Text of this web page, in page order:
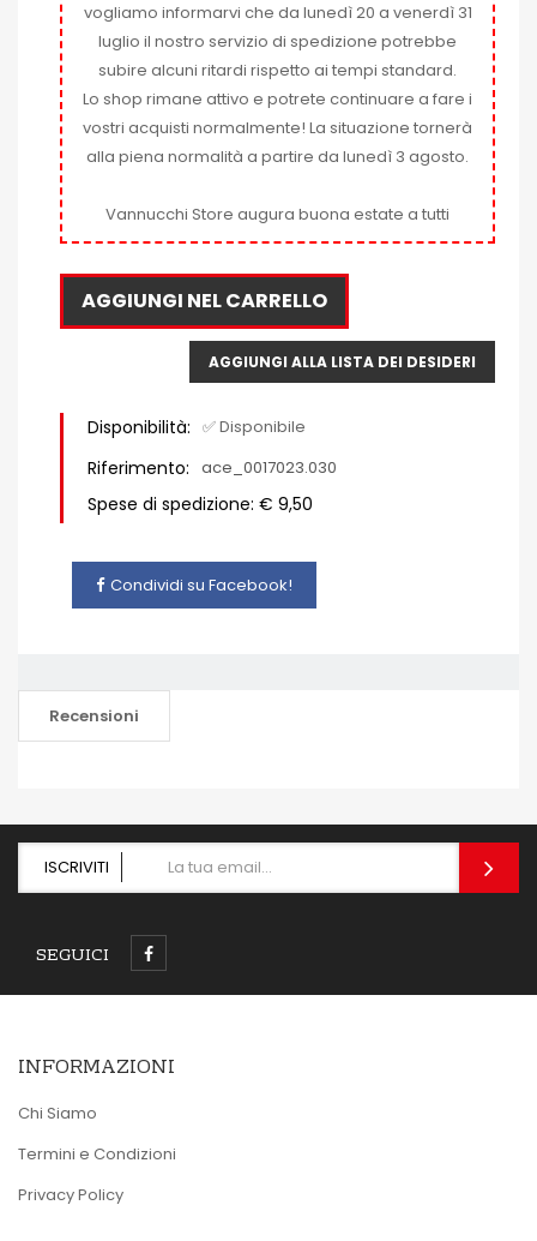
vogliamo informarvi che da lunedì 20 a venerdì 31
luglio il nostro servizio di spedizione potrebbe
subire alcuni ritardi rispetto ai tempi standard.
Lo shop rimane attivo e potrete continuare a fare i
vostri acquisti normalmente! La situazione tornerà
alla piena normalità a partire da lunedì 3 agosto.
Vannucchi Store augura buona estate a tutti
AGGIUNGI NEL CARRELLO
AGGIUNGI ALLA LISTA DEI DESIDERI
Disponibilità: ✅ Disponibile
Riferimento: ace_0017023.030
Spese di spedizione: € 9,50
Condividi su Facebook!
Recensioni
ISCRIVITI
SEGUICI
INFORMAZIONI
Chi Siamo
Termini e Condizioni
Privacy Policy